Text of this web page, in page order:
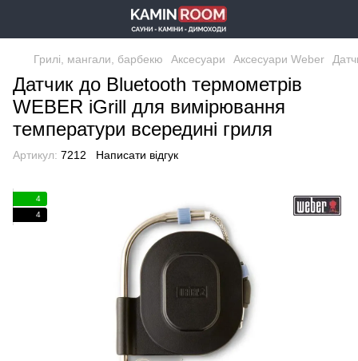
Грилі, мангали, барбекю Аксесуари Аксесуари Weber
Датчик до Bluetooth термометрів
WEBER iGrill для вимірювання
температури всередині гриля
Артикул: 7212 Написати відгук
4
4